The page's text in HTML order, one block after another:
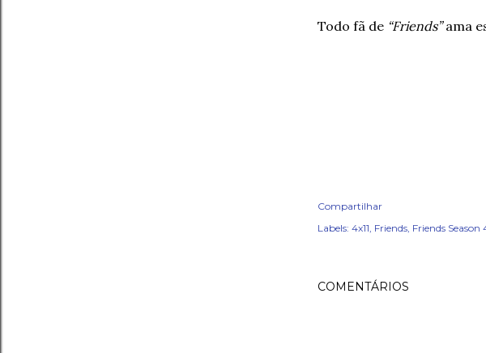
Todo fã de “Friends”ama
Compartilhar
Labels: 4x11 Friends Friends Season
COMENTÁRIOS